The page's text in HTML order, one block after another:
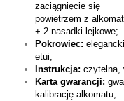
zaciągnięcie się
powietrzem z
+ 2 nasadki lejkowe;
Pokrowiec:
etui;
Instrukcja: czytelna,
Karta gwarancji:
kalibrację alkomatu;